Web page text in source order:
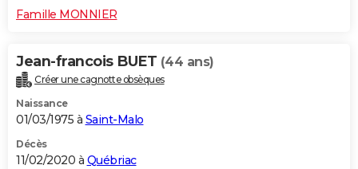
Famille MONNIER
Jean-francois BUET (44 ans)
Créer une cagnotte obsèques
Naissance
01/03/1975 à Saint-Malo
Décès
11/02/2020 à Québriac